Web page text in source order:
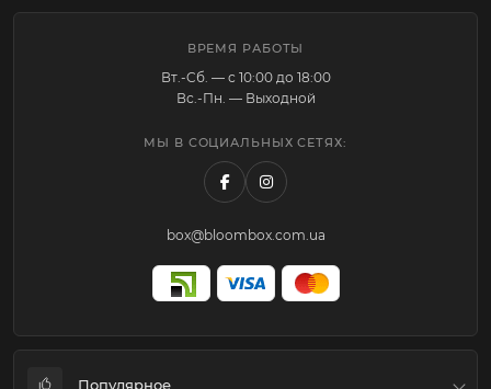
ВРЕМЯ РАБОТЫ
Вт.-Cб. — с 10:00 до 18:00
Вс.-Пн. — Выходной
МЫ В СОЦИАЛЬНЫХ СЕТЯХ:
box@bloombox.com.ua
Популярное